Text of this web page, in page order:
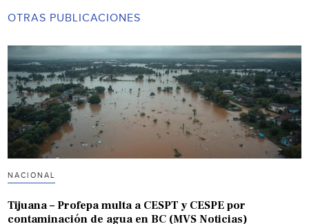
OTRAS PUBLICACIONES
NACIONAL
Tijuana – Profepa multa a CESPT y CESPE por
contaminación de agua en BC (MVS Noticias)